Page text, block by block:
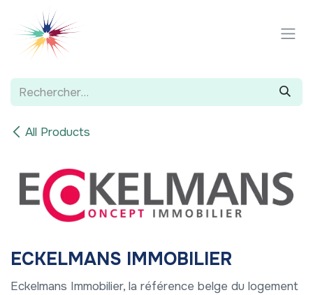
All Products
ECKELMANS IMMOBILIER
Eckelmans Immobilier, la référence belge du logement